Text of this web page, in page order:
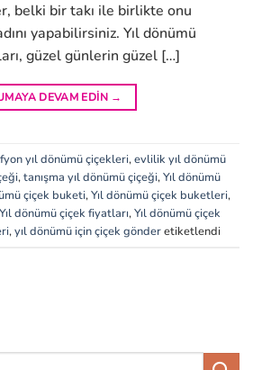
belki bir takı ile birlikte onu
yapabilirsiniz. Yıl dönümü
güzel günlerin güzel […]
DEVAM EDIN →
yıl dönümü çiçekleri,evlilik yıl dönümü
,tanışma yıl dönümü çiçeği,Yıl dönümü
çiçek buketi,Yıl dönümü çiçek buketleri,
Yıl dönümü çiçek fiyatları,Yıl dönümü çiçek
,yıl dönümü için çiçek gönderetiketlendi